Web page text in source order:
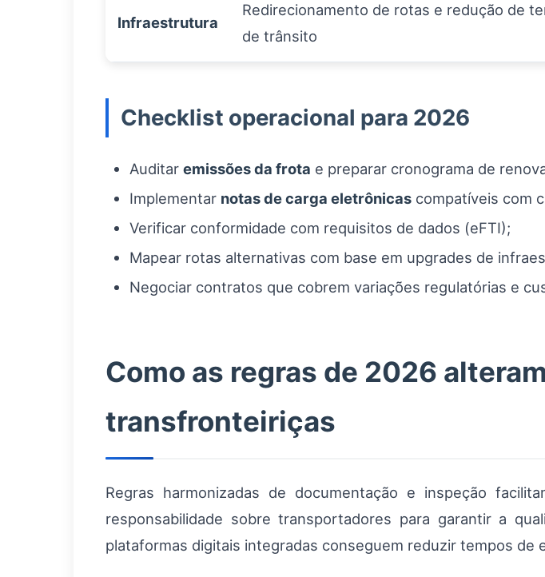
Infraestrutura
Redirecionamento de rotas e redução de
de trânsito
Checklist operacional para 2026
Auditar emissões da frota e preparar cronograma de
Implementar notas de carga eletrônicas compatíveis com
Verificar conformidade com requisitos de dados (eFTI);
Mapear rotas alternativas com base em upgrades de
Negociar contratos que cobrem variações regulatórias e
Como as regras de 2026
transfronteiriças
Regras harmonizadas de documentação e inspeção
responsabilidade sobre transportadores para garantir a
plataformas digitais integradas conseguem reduzir tempos